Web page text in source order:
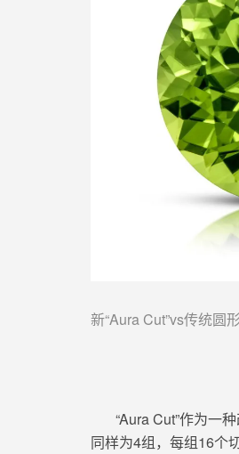
新“Aura Cut”vs传统圆
“Aura Cut”作为一
同样为4组，每组16个